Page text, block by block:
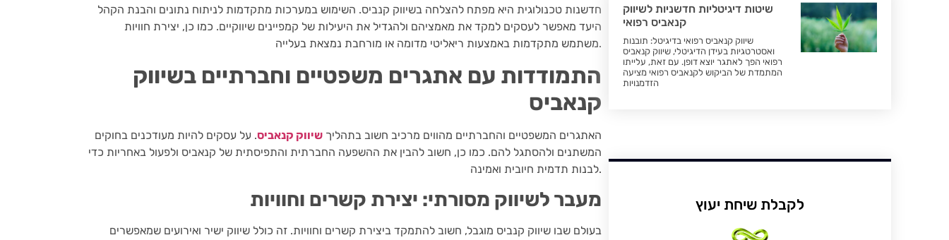
חדשנות טכנולוגית היא מפתח להצלחה בשיווק קנביס. השימוש במערכות מתקדמות לניתוח נתונים והבנת הקהל
היעד מאפשר לעסקים למקד את מאמציהם ולהגדיל את היעילות של קמפיינים שיווקיים. כמו כן, יצירת חוויות
משתמש מתקדמות באמצעות ריאליטי מדומה או מורחבת נמצאת בעלייה.
התמודדות עם אתגרים משפטיים וחברתיים בשיווק
קנאביס
האתגרים המשפטיים והחברתיים מהווים מרכיב חשוב בתהליך שיווק קנאביס. על עסקים להיות מעודכנים בחוקים
המשתנים ולהסתגל להם. כמו כן, חשוב להבין את ההשפעה החברתית והתפיסתית של קנאביס ולפעול באחריות כדי
לבנות תדמית חיובית ואמינה.
מעבר לשיווק מסורתי: יצירת קשרים וחוויות
בעולם שבו שיווק קנביס מוגבל, חשוב להתמקד ביצירת קשרים וחוויות. זה כולל שיווק ישיר ואירועים שמאפשרים
שיטות דיגיטליות חדשניות לשיווק
קנאביס רפואי
שיווק קנאביס רפואי בדיגיטל: תובנות
ואסטרטגיות בעידן הדיגיטלי, שיווק קנאביס
רפואי הפך לאתגר יוצא דופן. עם זאת, עלייתו
המתמדת של הביקוש לקנאביס רפואי מציעה
הזדמנויות
לקבלת שיחת יעוץ